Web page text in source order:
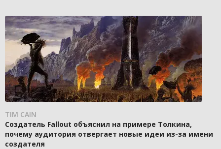
TIM CAIN
Создатель Fallout объяснил на примере Толкина,
почему аудитория отвергает новые идеи из-за имени
создателя